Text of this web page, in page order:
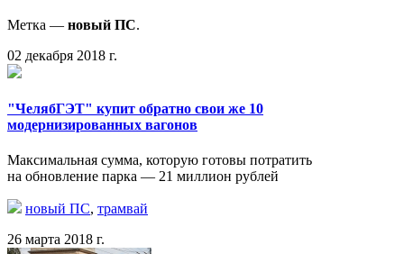
Метка — новый ПС.
02 декабря 2018 г.
"ЧелябГЭТ" купит обратно свои же 10
модернизированных вагонов
Максимальная сумма, которую готовы потратить
на обновление парка — 21 миллион рублей
новый ПС, трамвай
26 марта 2018 г.